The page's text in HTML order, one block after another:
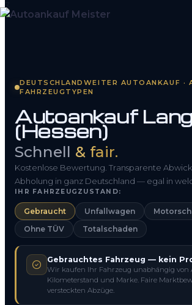
So funktioniert’s
Kontakt
FAQ
0800 1553 5546
DEUTSCHLANDWEITER AUTOANKAUF ·
FAHRZEUGTYPEN
Autoankauf
(Hessen)
Schnell & fair.
Kostenlose Bewertung. Transparente
Abholung in ganz Deutschland — egal in
IHR FAHRZEUGZUSTAND:
Gebraucht Unfallwagen
Ohne TÜV
Totalschaden
Gebrauchtes Fahrzeug — kein
Wir kaufen Ihr Fahrzeug unabhängig von
Kilometerstand und Marke. Faire
versteckten Abzüge.